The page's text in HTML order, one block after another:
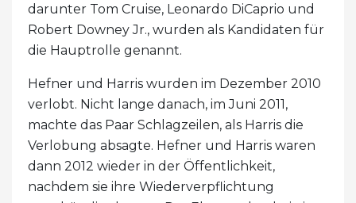
darunter Tom Cruise, Leonardo DiCaprio und
Robert Downey Jr., wurden als Kandidaten für
die Hauptrolle genannt.
Hefner und Harris wurden im Dezember 2010
verlobt. Nicht lange danach, im Juni 2011,
machte das Paar Schlagzeilen, als Harris die
Verlobung absagte. Hefner und Harris waren
dann 2012 wieder in der Öffentlichkeit,
nachdem sie ihre Wiederverpflichtung